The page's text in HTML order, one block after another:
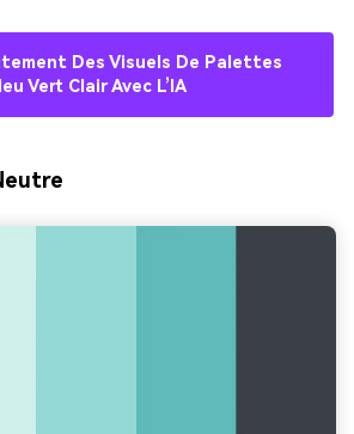
Des Visuels De Palettes
Vert Clair Avec L’IA